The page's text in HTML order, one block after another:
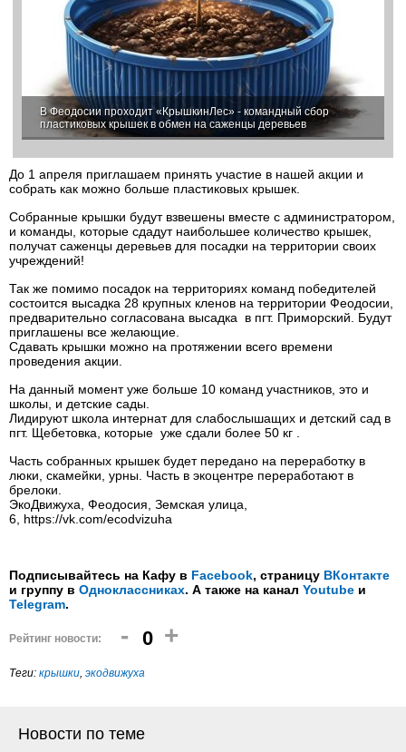
В Феодосии проходит «КрышкинЛес» - командный сбор
пластиковых крышек в обмен на саженцы деревьев
До 1 апреля приглашаем принять участие в нашей акции и
собрать как можно больше пластиковых крышек.
Собранные крышки будут взвешены вместе с администратором,
и команды, которые сдадут наибольшее количество крышек,
получат саженцы деревьев для посадки на территории своих
учреждений!
Так же помимо посадок на территориях команд победителей
состоится высадка 28 крупных кленов на территории Феодосии,
предварительно согласована высадка в пгт. Приморский. Будут
приглашены все желающие.
Сдавать крышки можно на протяжении всего времени
проведения акции.
На данный момент уже больше 10 команд участников, это и
школы, и детские сады.
Лидируют школа интернат для слабослышащих и детский сад в
пгт. Щебетовка, которые уже сдали более 50 кг .
Часть собранных крышек будет передано на переработку в
люки, скамейки, урны. Часть в экоцентре переработают в
брелоки.
ЭкоДвижуха, Феодосия, Земская улица,
6, https://vk.com/ecodvizuha
Подписывайтесь на Кафу в Facebook, страницу ВКонтакте
и группу в Одноклассниках. А также на канал Youtube и
Telegram.
Рейтинг новости: - 0 +
Теги: крышки, экодвижуха
Новости по теме